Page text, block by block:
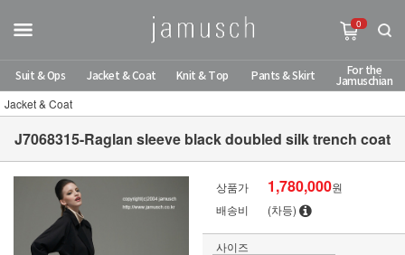
0
Suit & Ops Jacket & Coat Knit & Top Pants & Skirt
For the
Jamuschian
Jacket & Coat
J7068315-Raglan sleeve black doubled silk trench coat
상품가 1,780,000원
배송비
(차등)
사이즈